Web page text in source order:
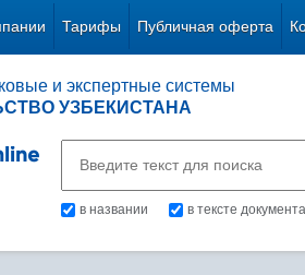
Тарифы Публичная оферта
и экспертные системы
УЗБЕКИСТАНА
в названии в тексте документа